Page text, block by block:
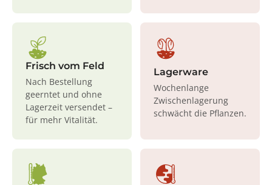
Frisch vom Feld
Nach Bestellung
geerntet und ohne
Lagerzeit versendet –
für mehr Vitalität.
Lagerware
Wochenlange
Zwischenlagerung
schwächt die Pflanzen.